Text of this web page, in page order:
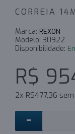
Marca: REXON
Modelo: 30922
Disponibilidade:
R$
2x R$477,36
-